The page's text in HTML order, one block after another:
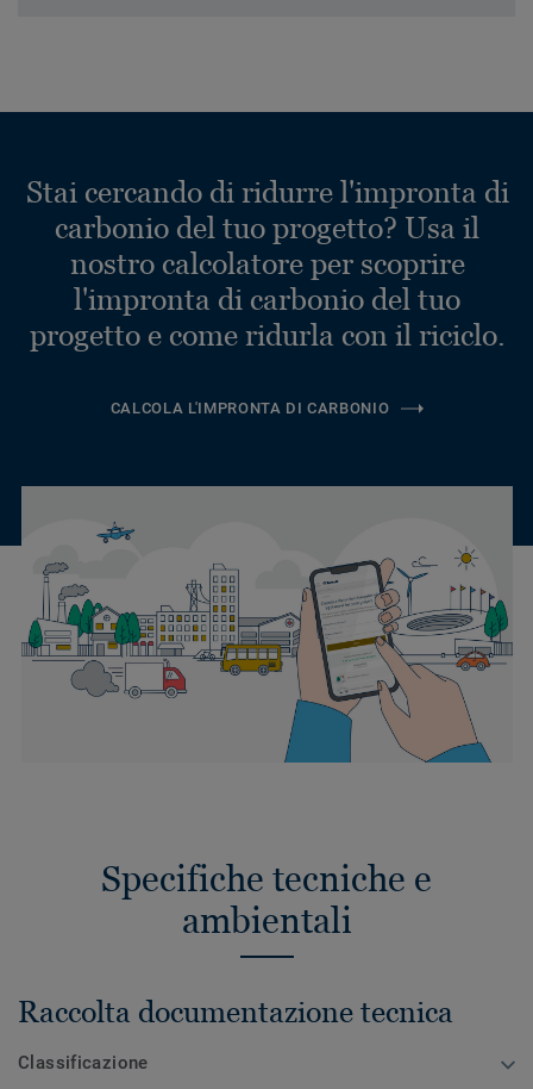
Stai cercando di ridurre l'impronta di
carbonio del tuo progetto? Usa il
nostro calcolatore per scoprire
l'impronta di carbonio del tuo
progetto e come ridurla con il riciclo.
CALCOLA L'IMPRONTA DI CARBONIO
Specifiche tecniche e
ambientali
Raccolta documentazione tecnica
Classificazione